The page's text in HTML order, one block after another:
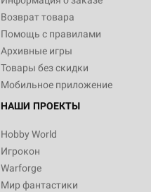
Возврат товара
Помощь с правилами
Архивные игры
Товары без скидки
Мобильное приложение
НАШИ ПРОЕКТЫ
Hobby World
Игрокон
Warforge
Мир фантастики